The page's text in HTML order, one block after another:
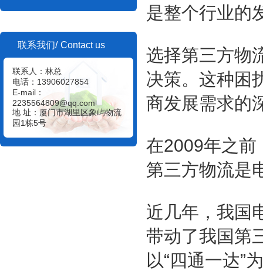
联系我们/ Contact us
联系人：林总
电话：13906027854
E-mail：
2235564809@qq.com
地 址：厦门市湖里区象屿物流
园1栋5号
是整个行业的
选择第三方物
决策。这种困
商发展需求的
在2009年之前
第三方物流是
近几年，我国
带动了我国第
以“四通一达”